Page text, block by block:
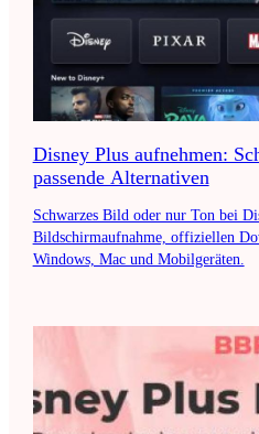
Disney Plus aufnehmen:
passende Alternativen
Schwarzes Bild oder nur Ton bei
Bildschirmaufnahme, offiziellen
Windows, Mac und Mobilgeräten.